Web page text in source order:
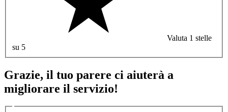
Valuta 1 stelle
su 5
Grazie, il tuo parere ci aiuterà a
migliorare il servizio!